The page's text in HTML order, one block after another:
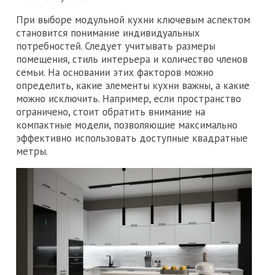
При выборе модульной кухни ключевым аспектом
становится понимание индивидуальных
потребностей. Следует учитывать размеры
помещения, стиль интерьера и количество членов
семьи. На основании этих факторов можно
определить, какие элементы кухни важны, а какие
можно исключить. Например, если пространство
ограничено, стоит обратить внимание на
компактные модели, позволяющие максимально
эффективно использовать доступные квадратные
метры.